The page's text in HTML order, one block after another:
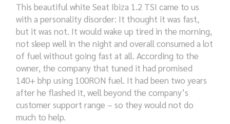
This beautiful white Seat Ibiza 1.2 TSI came to us
with a personality disorder: It thought it was fast,
but it was not. It would wake up tired in the morning,
not sleep well in the night and overall consumed a lot
of fuel without going fast at all. According to the
owner, the company that tuned it had promised
140+ bhp using 100RON fuel. It had been two years
after he flashed it, well beyond the company’s
customer support range – so they would not do
much to help.